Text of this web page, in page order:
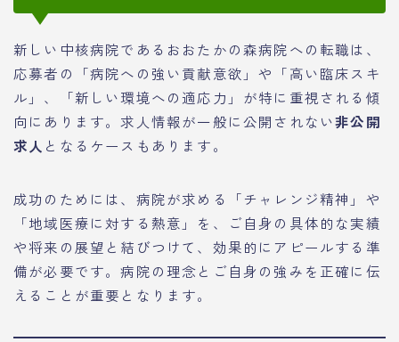
新しい中核病院であるおおたかの森病院への転職は、
応募者の「病院への強い貢献意欲」や「高い臨床スキ
ル」、「新しい環境への適応力」が特に重視される傾
向にあります。求人情報が一般に公開されない非公開
求人 となるケースもあります。
成功のためには、病院が求める「チャレンジ精神」や
「地域医療に対する熱意」を、ご自身の具体的な実績
や将来の展望と結びつけて、効果的にアピールする準
備が必要です。病院の理念とご自身の強みを正確に伝
えることが重要となります。